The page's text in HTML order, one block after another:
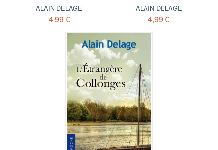
ALAIN DELAGE
4,99 €
ALAIN DELAGE
4,99 €